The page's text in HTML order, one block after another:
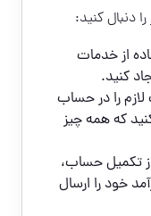
دنبال کنید:
از خدمات
کنید.
را در حساب
که همه چیز
تکمیل حساب،
خود را ارسال